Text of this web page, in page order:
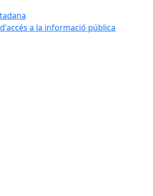
a la informació pública